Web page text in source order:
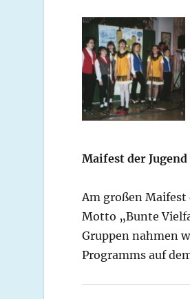
Maifest der
Am großen
Motto „Bunte
Gruppen nahmen
Programms auf